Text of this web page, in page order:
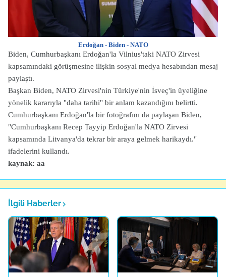
Erdoğan - Biden - NATO
Biden, Cumhurbaşkanı Erdoğan'la Vilnius'taki NATO Zirvesi
kapsamındaki görüşmesine ilişkin sosyal medya hesabından mesaj
paylaştı.
Başkan Biden, NATO Zirvesi'nin Türkiye'nin İsveç'in üyeliğine
yönelik kararıyla "daha tarihi" bir anlam kazandığını belirtti.
Cumhurbaşkanı Erdoğan'la bir fotoğrafını da paylaşan Biden,
"Cumhurbaşkanı Recep Tayyip Erdoğan'la NATO Zirvesi
kapsamında Litvanya'da tekrar bir araya gelmek harikaydı."
ifadelerini kullandı.
kaynak: aa
İlgili Haberler